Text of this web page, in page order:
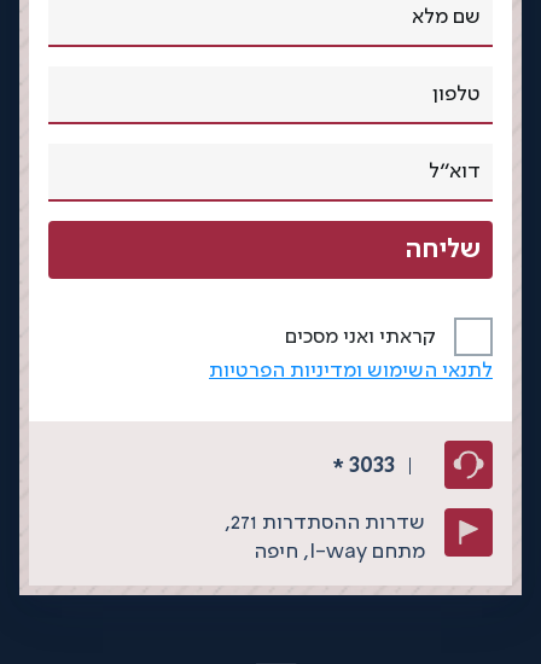
קראתי ואני מסכים
לתנאי השימוש ומדיניות הפרטיות
3033
*
שדרות ההסתדרות 271,
מתחם I-way,
חיפה